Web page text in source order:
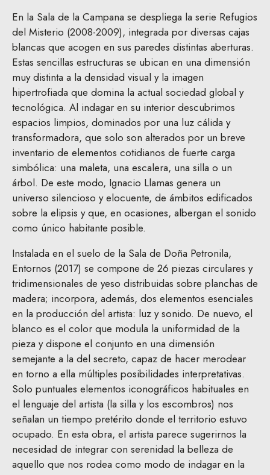
En la Sala de la Campana se despliega la serie Refugios
del Misterio (2008-2009), integrada por diversas cajas
blancas que acogen en sus paredes distintas aberturas.
Estas sencillas estructuras se ubican en una dimensión
muy distinta a la densidad visual y la imagen
hipertrofiada que domina la actual sociedad global y
tecnológica. Al indagar en su interior descubrimos
espacios limpios, dominados por una luz cálida y
transformadora, que solo son alterados por un breve
inventario de elementos cotidianos de fuerte carga
simbólica: una maleta, una escalera, una silla o un
árbol. De este modo, Ignacio Llamas genera un
universo silencioso y elocuente, de ámbitos edificados
sobre la elipsis y que, en ocasiones, albergan el sonido
como único habitante posible.
Instalada en el suelo de la Sala de Doña Petronila,
Entornos (2017) se compone de 26 piezas circulares y
tridimensionales de yeso distribuidas sobre planchas de
madera; incorpora, además, dos elementos esenciales
en la producción del artista: luz y sonido. De nuevo, el
blanco es el color que modula la uniformidad de la
pieza y dispone el conjunto en una dimensión
semejante a la del secreto, capaz de hacer merodear
en torno a ella múltiples posibilidades interpretativas.
Solo puntuales elementos iconográficos habituales en
el lenguaje del artista (la silla y los escombros) nos
señalan un tiempo pretérito donde el territorio estuvo
ocupado. En esta obra, el artista parece sugerirnos la
necesidad de integrar con serenidad la belleza de
aquello que nos rodea como modo de indagar en la